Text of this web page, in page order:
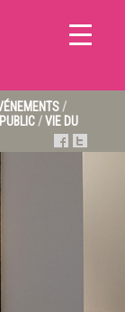
/
/VIE DU